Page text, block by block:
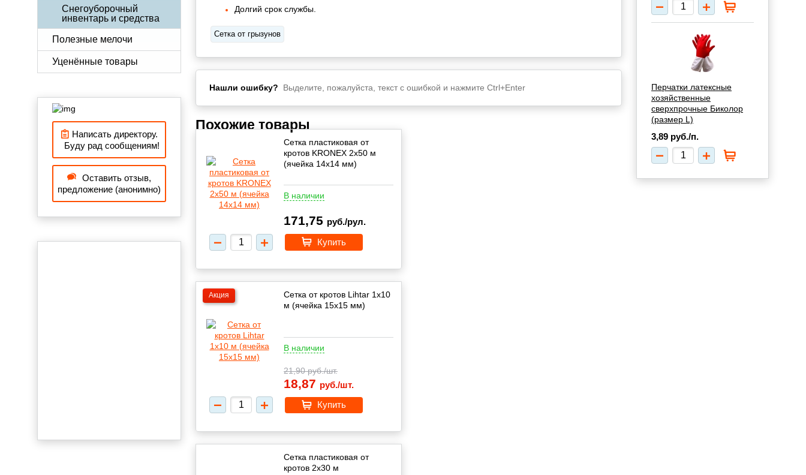
Снегоуборочный
инвентарь и средства
Полезные мелочи
Уценённые товары
Написать директору.
Буду рад сообщениям!
Оставить отзыв,
предложение (анонимно)
Долгий срок службы.
Сетка от грызунов
Нашли ошибку? Выделите, пожалуйста, текст с ошибкой и нажмите Ctrl+Enter
Похожие товары
Сетка пластиковая от
кротов KRONEX 2х50 м
(ячейка 14x14 мм)
В наличии
171,75 руб./рул.
Купить
Акция
Сетка от кротов Lihtar 1х10
м (ячейка 15x15 мм)
В наличии
21,90руб./шт.
18,87 руб./шт.
Купить
Сетка пластиковая от
кротов 2х30 м
Перчатки латексные
хозяйственные
сверхпрочные Биколор
(размер L)
3,89 руб./п.